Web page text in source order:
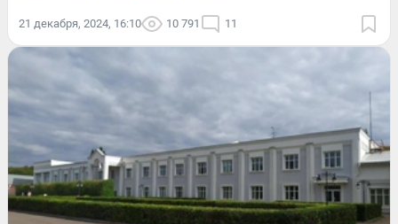
21 декабря, 2024, 16:10 10 791 11